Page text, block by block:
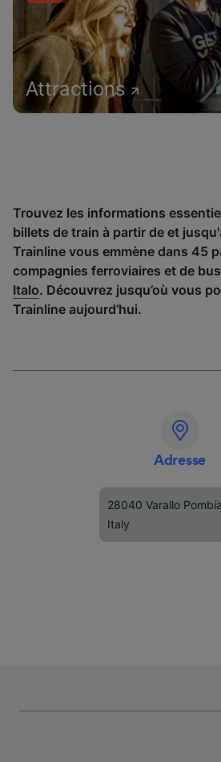
Attractions
Trouvez les informations
billets de train à partir de et
Trainline vous emmène dans 45
compagnies ferroviaires et de
Italo. Découvrez jusqu’où vous
Trainline aujourd’hui.
Adresse
28040 Varallo Pombia
Italy